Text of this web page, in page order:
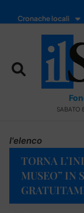
Cronache locali
SABATO
l'elenco
TORNA
MUSEO”